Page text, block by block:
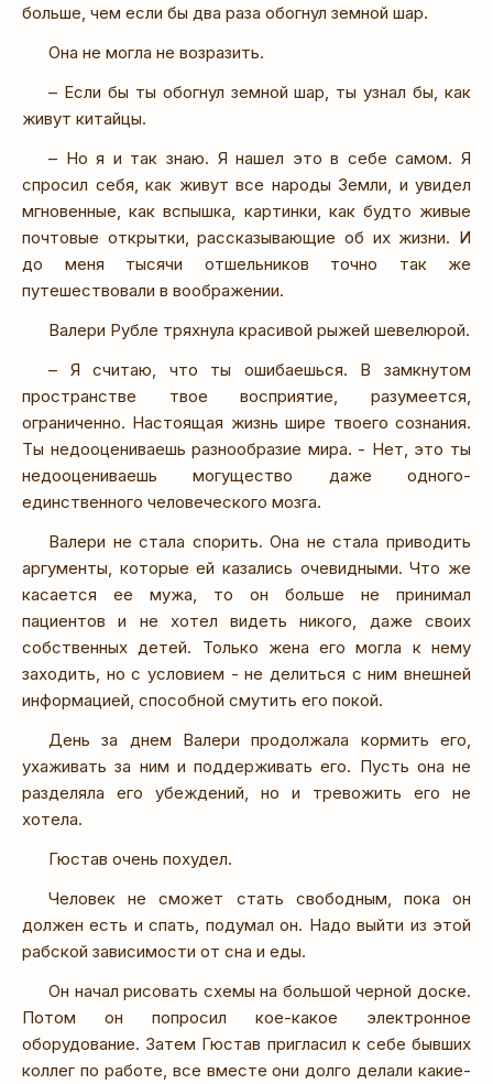
больше, чем если бы два раза обогнул земной шар.
Она не могла не возразить.
– Если бы ты обогнул земной шар, ты узнал бы, как
живут китайцы.
– Но я и так знаю. Я нашел это в себе самом. Я
спросил себя, как живут все народы Земли, и увидел
мгновенные, как вспышка, картинки, как будто живые
почтовые открытки, рассказывающие об их жизни. И
до меня тысячи отшельников точно так же
путешествовали в воображении.
Валери Рубле тряхнула красивой рыжей шевелюрой.
– Я считаю, что ты ошибаешься. В замкнутом
пространстве твое восприятие, разумеется,
ограниченно. Настоящая жизнь шире твоего сознания.
Ты недооцениваешь разнообразие мира. - Нет, это ты
недооцениваешь могущество даже одного-
единственного человеческого мозга.
Валери не стала спорить. Она не стала приводить
аргументы, которые ей казались очевидными. Что же
касается ее мужа, то он больше не принимал
пациентов и не хотел видеть никого, даже своих
собственных детей. Только жена его могла к нему
заходить, но с условием - не делиться с ним внешней
информацией, способной смутить его покой.
День за днем Валери продолжала кормить его,
ухаживать за ним и поддерживать его. Пусть она не
разделяла его убеждений, но и тревожить его не
хотела.
Гюстав очень похудел.
Человек не сможет стать свободным, пока он
должен есть и спать, подумал он. Надо выйти из этой
рабской зависимости от сна и еды.
Он начал рисовать схемы на большой черной доске.
Потом он попросил кое-какое электронное
оборудование. Затем Гюстав пригласил к себе бывших
коллег по работе, все вместе они долго делали какие-